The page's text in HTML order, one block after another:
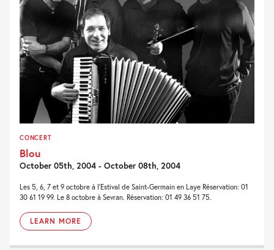
CONCERT
Blou
October 05th, 2004 - October 08th, 2004
Les 5, 6, 7 et 9 octobre à l'Estival de Saint-Germain en Laye Réservation: 01
30 61 19 99. Le 8 octobre à Sevran. Réservation: 01 49 36 51 75.
LEARN MORE